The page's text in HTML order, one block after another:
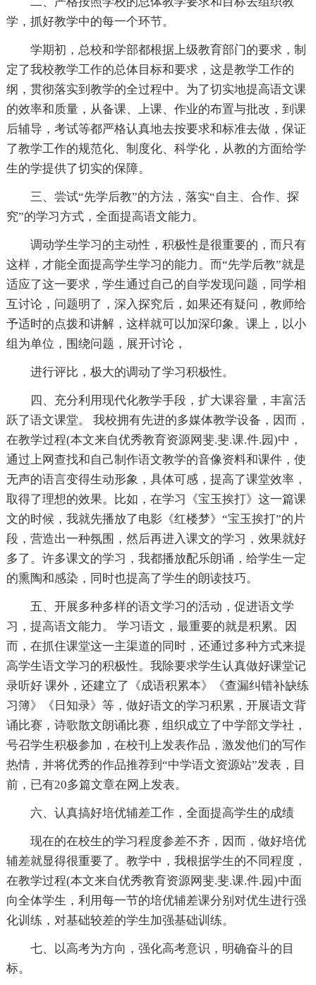
学，抓好教学中的每一个环节。
学期初，总校和学部都根据上级教育部门的要求，制
定了我校教学工作的总体目标和要求，这是教学工作的
纲，贯彻落实到教学的全过程中。为了切实地提高语文课
的效率和质量，从备课、上课、作业的布置与批改，到课
后辅导，考试等都严格认真地去按要求和标准去做，保证
了教学工作的规范化、制度化、科学化，从教的方面给学
生的学提供了切实的保障。
三、尝试“先学后教”的方法，落实“自主、合作、探
究”的学习方式，全面提高语文能力。
调动学生学习的主动性，积极性是很重要的，而只有
这样，才能全面提高学生学习的能力。而“先学后教”就是
适应了这一要求，学生通过自己的自学发现问题，同学相
互讨论，问题明了，深入探究后，如果还有疑问，教师给
予适时的点拨和讲解，这样就可以加深印象。课上，以小
组为单位，围绕问题，展开讨论，
进行评比，极大的调动了学习积极性。
四、充分利用现代化教学手段，扩大课容量，丰富活
跃了语文课堂。 我校拥有先进的多媒体教学设备，因而，
在教学过程(本文来自优秀教育资源网斐.斐.课.件.园)中，
通过上网查找和自己制作语文教学的音像资料和课件，使
无声的语言变得生动形象，具体可感，提高了课堂效率，
取得了理想的效果。比如，在学习《宝玉挨打》这一篇课
文的时候，我就先播放了电影《红楼梦》“宝玉挨打”的片
段，营造出一种氛围，然后再进入课文的学习，效果就好
多了。许多课文的学习，我都播放配乐朗诵，给学生一定
的熏陶和感染，同时也提高了学生的朗读技巧。
五、开展多种多样的语文学习的活动，促进语文学
习，提高语文能力。 学习语文，最重要的就是积累。因
而，在抓住课堂这一主渠道的同时，还通过多种方式来提
高学生语文学习的积极性。我除要求学生认真做好课堂记
录听好 课外，还建立了《成语积累本》《查漏纠错补缺练
习簿》《日知录》等，做好语文的学习积累，开展语文背
诵比赛，诗歌散文朗诵比赛，组织成立了中学部文学社，
号召学生积极参加，在校刊上发表作品，激发他们的写作
热情，并将优秀的作品推荐到“中学语文资源站”发表，目
前，已有20多篇文章在网上发表。
六、认真搞好培优辅差工作，全面提高学生的成绩
现在的在校生的学习程度参差不齐，因而，做好培优
辅差就显得很重要了。教学中，我根据学生的不同程度，
在教学过程(本文来自优秀教育资源网斐.斐.课.件.园)中面
向全体学生，利用每一节的培优辅差课分别对优生进行强
化训练，对基础较差的学生加强基础训练。
七、以高考为方向，强化高考意识，明确奋斗的目
标。